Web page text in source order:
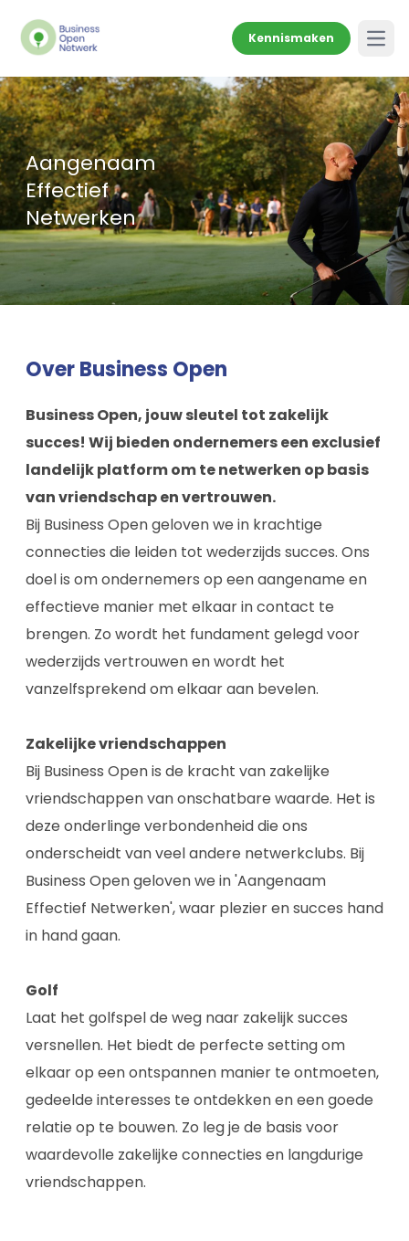
Kennismaken
Aangenaam
Effectief
Netwerken
Over Business Open
Business Open, jouw sleutel tot zakelijk
succes! Wij bieden ondernemers een exclusief
landelijk platform om te netwerken op basis
van vriendschap en vertrouwen.
Bij Business Open geloven we in krachtige
connecties die leiden tot wederzijds succes. Ons
doel is om ondernemers op een aangename en
effectieve manier met elkaar in contact te
brengen. Zo wordt het fundament gelegd voor
wederzijds vertrouwen en wordt het
vanzelfsprekend om elkaar aan bevelen.
Zakelijke vriendschappen
Bij Business Open is de kracht van zakelijke
vriendschappen van onschatbare waarde. Het is
deze onderlinge verbondenheid die ons
onderscheidt van veel andere netwerkclubs. Bij
Business Open geloven we in 'Aangenaam
Effectief Netwerken', waar plezier en succes hand
in hand gaan.
Golf
Laat het golfspel de weg naar zakelijk succes
versnellen. Het biedt de perfecte setting om
elkaar op een ontspannen manier te ontmoeten,
gedeelde interesses te ontdekken en een goede
relatie op te bouwen. Zo leg je de basis voor
waardevolle zakelijke connecties en langdurige
vriendschappen.